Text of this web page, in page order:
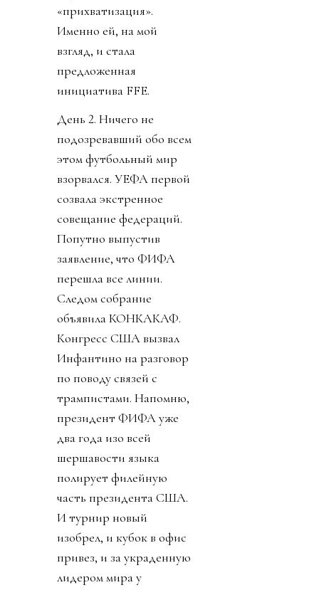
«прихватизация».
Именно ей, на мой
взгляд, и стала
предложенная
инициатива FFE.
День 2. Ничего не
подозревавший обо всем
этом футбольный мир
взорвался. УЕФА первой
созвала экстренное
совещание федераций.
Попутно выпустив
заявление, что ФИФА
перешла все линии.
Следом собрание
объявила КОНКАКАФ.
Конгресс США вызвал
Инфантино на разговор
по поводу связей с
трампистами. Напомню,
президент ФИФА уже
два года изо всей
шершавости языка
полирует филейную
часть президента США.
И турнир новый
изобрел, и кубок в офис
привез, и за украденную
лидером мира у